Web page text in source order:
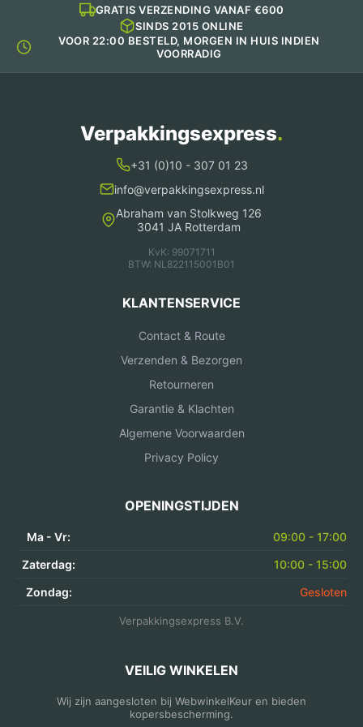
GRATIS VERZENDING VANAF €600
SINDS 2015 ONLINE
VOOR 22:00 BESTELD, MORGEN IN HUIS INDIEN
VOORRADIG
Verpakkingsexpress.
+31 (0)10 - 307 01 23
info@verpakkingsexpress.nl
Abraham van Stolkweg 126
3041 JA Rotterdam
KvK: 99071711
BTW: NL822115001B01
KLANTENSERVICE
Contact & Route
Verzenden & Bezorgen
Retourneren
Garantie & Klachten
Algemene Voorwaarden
Privacy Policy
OPENINGSTIJDEN
Ma - Vr:
09:00 - 17:00
Zaterdag:
10:00 - 15:00
Zondag:
Gesloten
Verpakkingsexpress B.V.
VEILIG WINKELEN
Wij zijn aangesloten bij WebwinkelKeur en bieden
kopersbescherming.